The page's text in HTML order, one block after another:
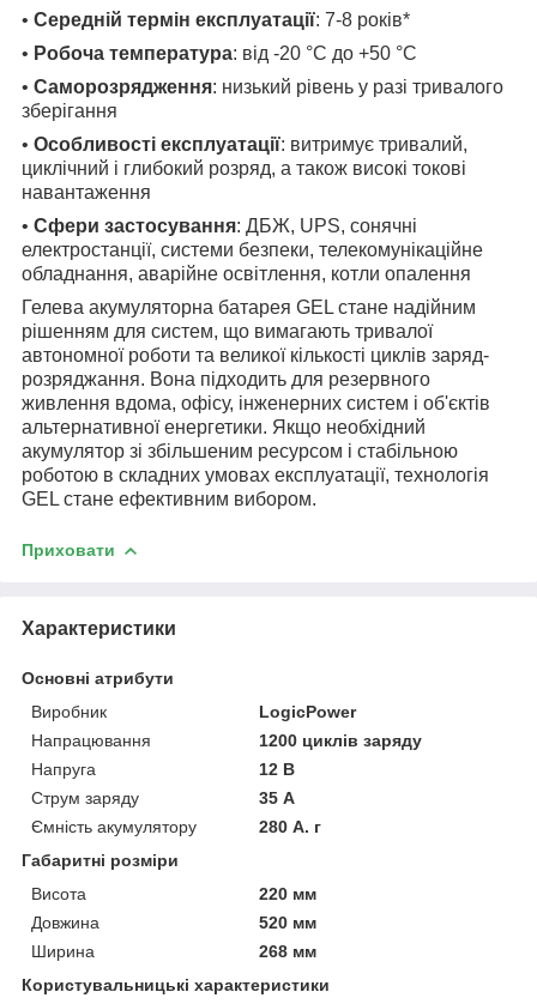
• Середній термін експлуатації: 7-8 років*
• Робоча температура: від -20 °C до +50 °C
• Саморозрядження: низький рівень у разі тривалого
зберігання
• Особливості експлуатації: витримує тривалий,
циклічний і глибокий розряд, а також високі токові
навантаження
• Сфери застосування: ДБЖ, UPS, сонячні
електростанції, системи безпеки, телекомунікаційне
обладнання, аварійне освітлення, котли опалення
Гелева акумуляторна батарея GEL стане надійним
рішенням для систем, що вимагають тривалої
автономної роботи та великої кількості циклів заряд-
розряджання. Вона підходить для резервного
живлення вдома, офісу, інженерних систем і об'єктів
альтернативної енергетики. Якщо необхідний
акумулятор зі збільшеним ресурсом і стабільною
роботою в складних умовах експлуатації, технологія
GEL стане ефективним вибором.
Приховати
Характеристики
Основні атрибути
Виробник
LogicPower
Напрацювання
1200 циклів заряду
Напруга
12 В
Струм заряду
35 А
Ємність акумулятору
280 А. г
Габаритні розміри
Висота
220 мм
Довжина
520 мм
Ширина
268 мм
Користувальницькі характеристики